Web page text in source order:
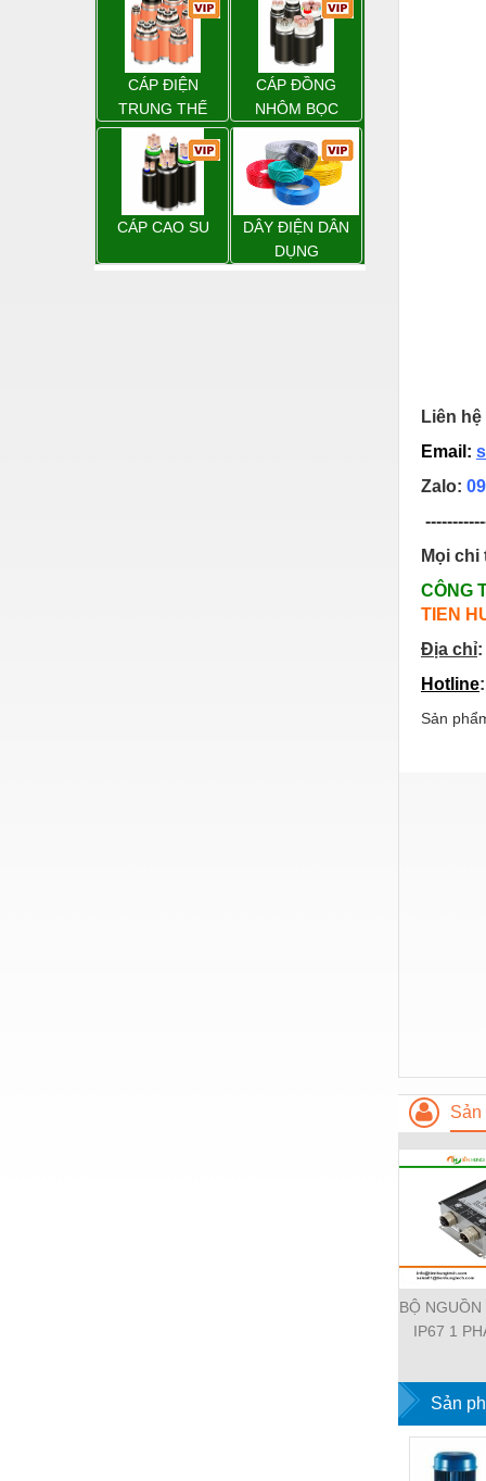
Hóa chất-Trang thiết bị
Kệ công nghiệp
Khí nén - Thiết bị
Khuôn mẫu - Phụ tùng
Lọc công nghiệp
Máy công cụ - Phụ tùng
CÁP ĐIỆN
TRUNG THẾ
CÁP ĐỒNG
NHÔM BỌC
CÁP CAO SU
DÂY ĐIỆN DÂN
DỤNG
Liên
Email:
Zalo:
Mọi
CÔNG
TIEN
Địa chỉ:
Hotline
Sản
Sản
BỘ NGUỒN
IP67 1
POWER
Sản